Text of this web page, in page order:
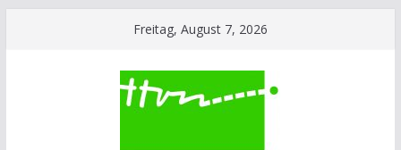
Freitag, August 7, 2026